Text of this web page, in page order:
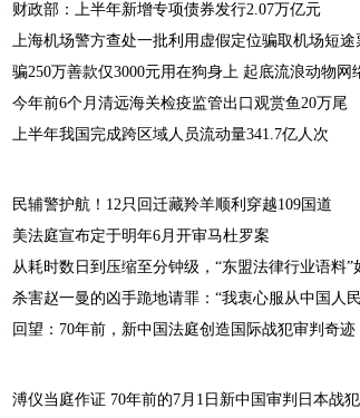
财政部：上半年新增专项债券发行2.07万亿元
上海机场警方查处一批利用虚假定位骗取机场短
骗250万善款仅3000元用在狗身上 起底流浪动物网
今年前6个月清远海关检疫监管出口观赏鱼20万尾
上半年我国完成跨区域人员流动量341.7亿人次
民辅警护航！12只回迁藏羚羊顺利穿越109国道
美法庭宣布定于明年6月开审马杜罗案
从耗时数日到压缩至分钟级，“东盟法律行业语料”
杀害赵一曼的凶手跪地请罪：“我衷心服从中国人
回望：70年前，新中国法庭创造国际战犯审判奇迹
溥仪当庭作证 70年前的7月1日新中国审判日本战